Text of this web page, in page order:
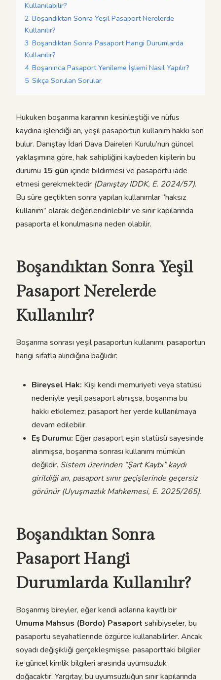
Kullanılabilir?
2 Boşandıktan Sonra Yeşil Pasaport Nerelerde
Kullanılır?
3 Boşandıktan Sonra Pasaport Hangi Durumlarda
Kullanılır?
4 Boşanınca Pasaport Yenileme İşlemi Nasıl Yapılır?
5 Sıkça Sorulan Sorular
Hukuken boşanma kararının kesinleştiği ve nüfus
kaydına işlendiği an, yeşil pasaportun kullanım hakkı son
bulur. Danıştay İdari Dava Daireleri Kurulu’nun güncel
yaklaşımına göre, hak sahipliğini kaybeden kişilerin bu
durumu 15 gün içinde bildirmesi ve pasaportu iade
etmesi gerekmektedir (Danıştay İDDK, E. 2024/57).
Bu süre geçtikten sonra yapılan kullanımlar “haksız
kullanım” olarak değerlendirilebilir ve sınır kapılarında
pasaporta el konulmasına neden olabilir.
Boşandıktan Sonra Yeşil
Pasaport Nerelerde
Kullanılır?
Boşanma sonrası yeşil pasaportun kullanımı, pasaportun
hangi sıfatla alındığına bağlıdır:
Bireysel Hak: Kişi kendi memuriyeti veya statüsü
nedeniyle yeşil pasaport almışsa, boşanma bu
hakkı etkilemez; pasaport her yerde kullanılmaya
devam edilebilir.
Eş Durumu: Eğer pasaport eşin statüsü sayesinde
alınmışsa, boşanma sonrası kullanımı mümkün
değildir. Sistem üzerinden “Şart Kaybı” kaydı
girildiği an, pasaport sınır geçişlerinde geçersiz
görünür (Uyuşmazlık Mahkemesi, E. 2025/265).
Boşandıktan Sonra
Pasaport Hangi
Durumlarda Kullanılır?
Boşanmış bireyler, eğer kendi adlarına kayıtlı bir
Umuma Mahsus (Bordo) Pasaport sahibiyseler, bu
pasaportu seyahatlerinde özgürce kullanabilirler. Ancak
soyadı değişikliği gerçekleşmişse, pasaporttaki bilgiler
ile güncel kimlik bilgileri arasında uyumsuzluk
doğacaktır. Yargıtay, bu uyumsuzluğun sınır kapılarında